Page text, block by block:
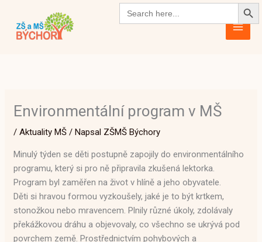
Search
for:
obsah
Environmentální program v MŠ
/Aktuality MŠ / Napsal ZŠMŠ Býchory
Minulý týden se děti postupně zapojily do environmentálního
programu, který si pro ně připravila zkušená lektorka.
Program byl zaměřen na život v hlíně a jeho obyvatele.
Děti si hravou formou vyzkoušely, jaké je to být krtkem,
stonožkou nebo mravencem. Plnily různé úkoly, zdolávaly
překážkovou dráhu a objevovaly, co všechno se ukrývá pod
povrchem země. Prostřednictvím pohybových a